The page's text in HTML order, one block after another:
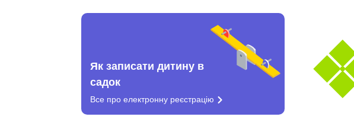
Як записати дитину в
садок
Все про електронну реєстрацію